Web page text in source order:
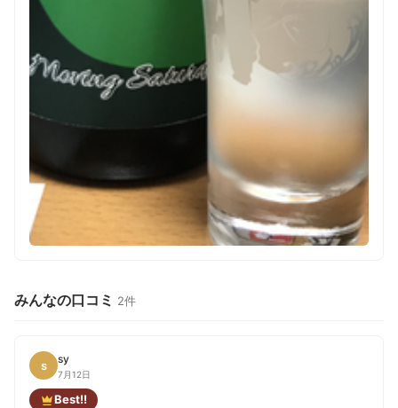
みんなの口コミ 2件
s sy
7月12日
Best!!